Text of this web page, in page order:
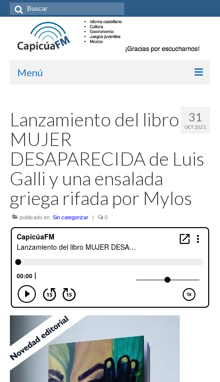
Buscar
por:
Menú
Kit de medios
Cómo suscribirte
Más de Allan Tépper
Boletines
Contacto (vía TecnoTur)
Graba tu mensaje hablado
Escuchalibros.com
Glosariocastellano.com
Donaciones
Publicidad
Advertising
31
OCT 2021
Lanzamiento del libro
MUJER
DESAPARECIDA de Luis
Galli y una ensalada
griega rifada por Mylos
publicado en: Sin categorizar | 0